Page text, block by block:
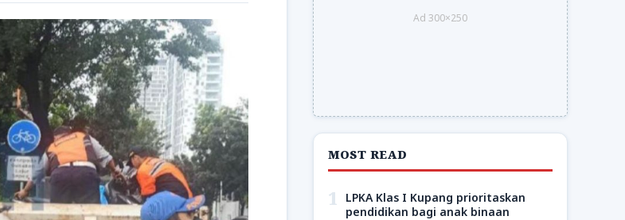
Ad 300×250
MOST READ
1
LPKA Klas I Kupang prioritaskan
pendidikan bagi anak binaan